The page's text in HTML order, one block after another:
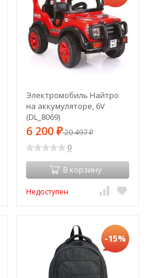
Электромобиль Найтро
на аккумуляторе, 6V
(DL_8069)
6 200 ₽20 497₽
0
В корзину
Недоступен
-15%